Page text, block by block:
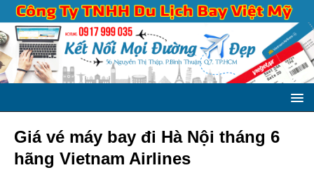
Giá vé máy bay đi Hà Nội tháng 6
hãng Vietnam Airlines